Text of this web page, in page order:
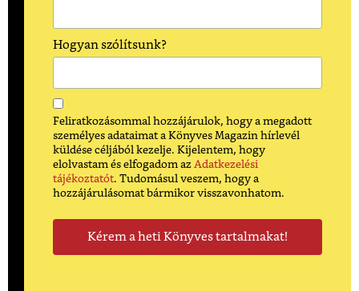
Hogyan szólítsunk?
Feliratkozásommal hozzájárulok, hogy a megadott
személyes adataimat a Könyves Magazin hírlevél
küldése céljából kezelje. Kijelentem, hogy
elolvastam és elfogadom az Adatkezelési
tájékoztatót. Tudomásul veszem, hogy a
hozzájárulásomat bármikor visszavonhatom.